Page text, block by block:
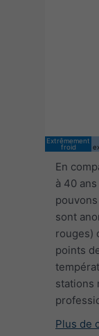
Extrêmement
froid
En
à 40
sont
rouges)
points
stations
Plus de